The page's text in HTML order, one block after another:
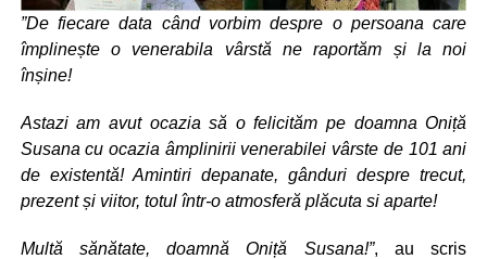
”De fiecare data când vorbim despre o persoana care
împlinește o venerabila vârstă ne raportăm și la noi
înșine!
Astazi am avut ocazia să o felicităm pe doamna Oniță
Susana cu ocazia âmplinirii venerabilei vârste de 101 ani
de existentă! Amintiri depanate, gânduri despre trecut,
prezent și viitor, totul într-o atmosferă plăcuta si aparte!
Multă sănătate, doamnă Oniță Susana!”, au scris